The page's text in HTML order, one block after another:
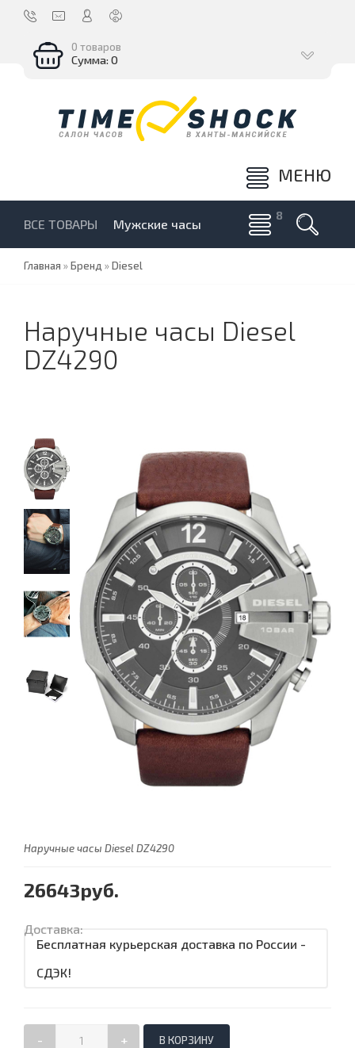
0 товаров
Сумма: 0
МЕНЮ
ВСЕ ТОВАРЫ Мужские часы
Главная »Бренд »Diesel
Наручные часы Diesel
DZ4290
Наручные часы Diesel DZ4290
26643руб.
Доставка:
Бесплатная курьерская доставка по России -
СДЭК!
- +